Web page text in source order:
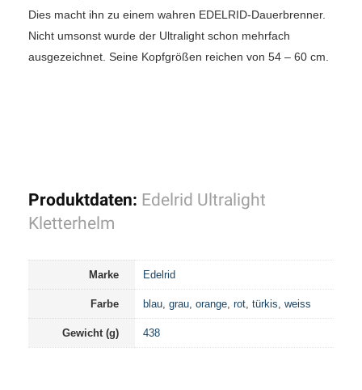
Dies macht ihn zu einem wahren EDELRID-Dauerbrenner.
Nicht umsonst wurde der Ultralight schon mehrfach
ausgezeichnet. Seine Kopfgrößen reichen von 54 – 60 cm.
Produktdaten: Edelrid Ultralight
Kletterhelm
Marke Edelrid
Farbe blau, grau, orange, rot, türkis, weiss
Gewicht (g) 438